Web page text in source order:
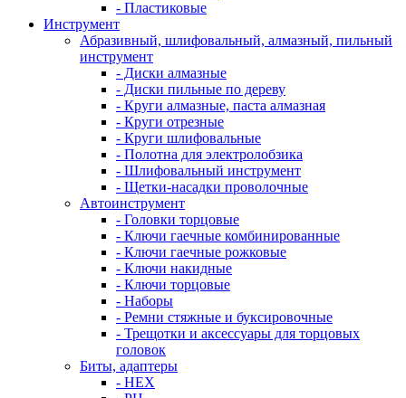
- Пластиковые
Инструмент
Абразивный, шлифовальный, алмазный, пильный
инструмент
- Диски алмазные
- Диски пильные по дереву
- Круги алмазные, паста алмазная
- Круги отрезные
- Круги шлифовальные
- Полотна для электролобзика
- Шлифовальный инструмент
- Щетки-насадки проволочные
Автоинструмент
- Головки торцовые
- Ключи гаечные комбинированные
- Ключи гаечные рожковые
- Ключи накидные
- Ключи торцовые
- Наборы
- Ремни стяжные и буксировочные
- Трещотки и аксессуары для торцовых
головок
Биты, адаптеры
- HEX